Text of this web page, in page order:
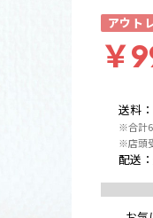
送料：
※合計
※店頭
配送 ：
アウト
￥